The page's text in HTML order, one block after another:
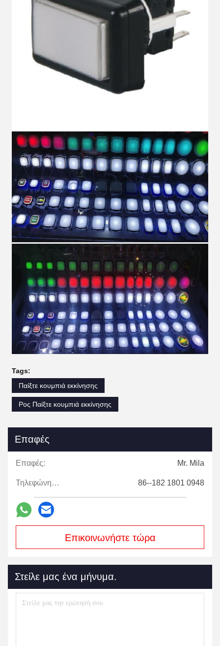
Tags:
Παίξτε κουμπιά εκκίνησης
Ρος Παίξτε κουμπιά εκκίνησης
Επαφές
Επαφές: Mr. Mila
Τηλεφώνημα: 86--182 1801 0948
Επικοινωνήστε τώρα
Στείλε μας ένα μήνυμα.